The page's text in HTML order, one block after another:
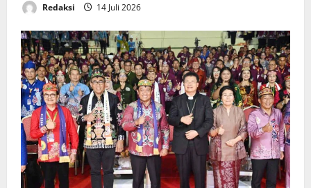
Redaksi 14 Juli 2026